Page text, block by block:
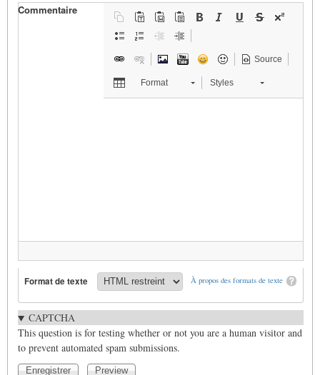
Commentaire
Source
Format Styles
À propos des formats de texte
Format de texte
CAPTCHA
This question is for testing whether or not you are a human visitor and
to prevent automated spam submissions.